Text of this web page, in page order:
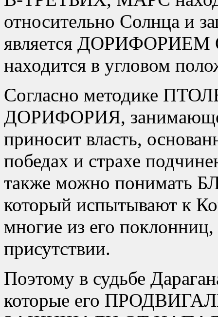
относительно Солнца и
является
находится в угловом
Согласно методике
ДОРИФОРИЯ,
приносит власть,
победах и страхе
также можно
который испытывают к
многие из его
присутствии.
Поэтому в судьбе
которые его